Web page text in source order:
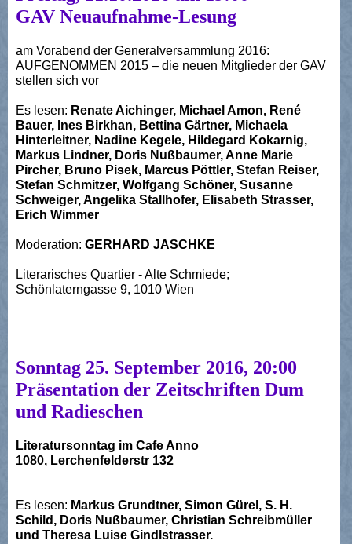
GAV Neuaufnahme-Lesung
am Vorabend der Generalversammlung 2016:
AUFGENOMMEN 2015 – die neuen Mitglieder der GAV
stellen sich vor
Es lesen: Renate Aichinger, Michael Amon, René
Bauer, Ines Birkhan, Bettina Gärtner, Michaela
Hinterleitner, Nadine Kegele, Hildegard Kokarnig,
Markus Lindner, Doris Nußbaumer, Anne Marie
Pircher, Bruno Pisek, Marcus Pöttler, Stefan Reiser,
Stefan Schmitzer, Wolfgang Schöner, Susanne
Schweiger, Angelika Stallhofer, Elisabeth Strasser,
Erich Wimmer
Moderation: GERHARD JASCHKE
Literarisches Quartier - Alte Schmiede;
Schönlaterngasse 9, 1010 Wien
Sonntag 25. September 2016, 20:00
Präsentation der Zeitschriften Dum
und Radieschen
Literatursonntag im Cafe Anno
1080, Lerchenfelderstr 132
Es lesen: Markus Grundtner, Simon Gürel, S. H.
Schild, Doris Nußbaumer, Christian Schreibmüller
und Theresa Luise Gindlstrasser.